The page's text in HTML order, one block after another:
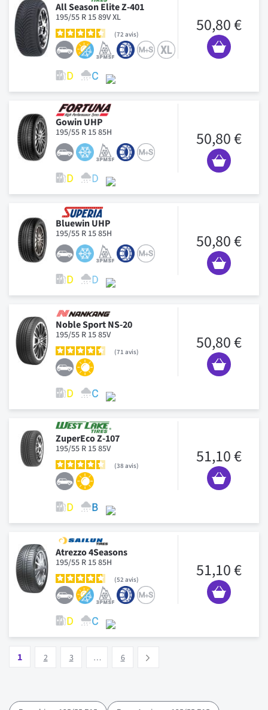
All Season Elite Z-401
195/55 R 15 89V XL
72 avis 50,80 €
Gowin UHP
195/55 R 15 85H 50,80 €
Bluewin UHP
195/55 R 15 85H 50,80 €
Noble Sport NS-20
195/55 R 15 85V
71 avis 50,80 €
ZuperEco Z-107
195/55 R 15 85V
38 avis 51,10 €
Atrezzo 4Seasons
195/55 R 15 85H
52 avis 51,10 €
Vous lisez actuellement la page
1 2 3 … 6